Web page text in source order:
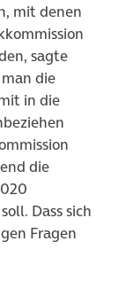
mit denen
sagte
die
in die
die
Dass sich
Fragen